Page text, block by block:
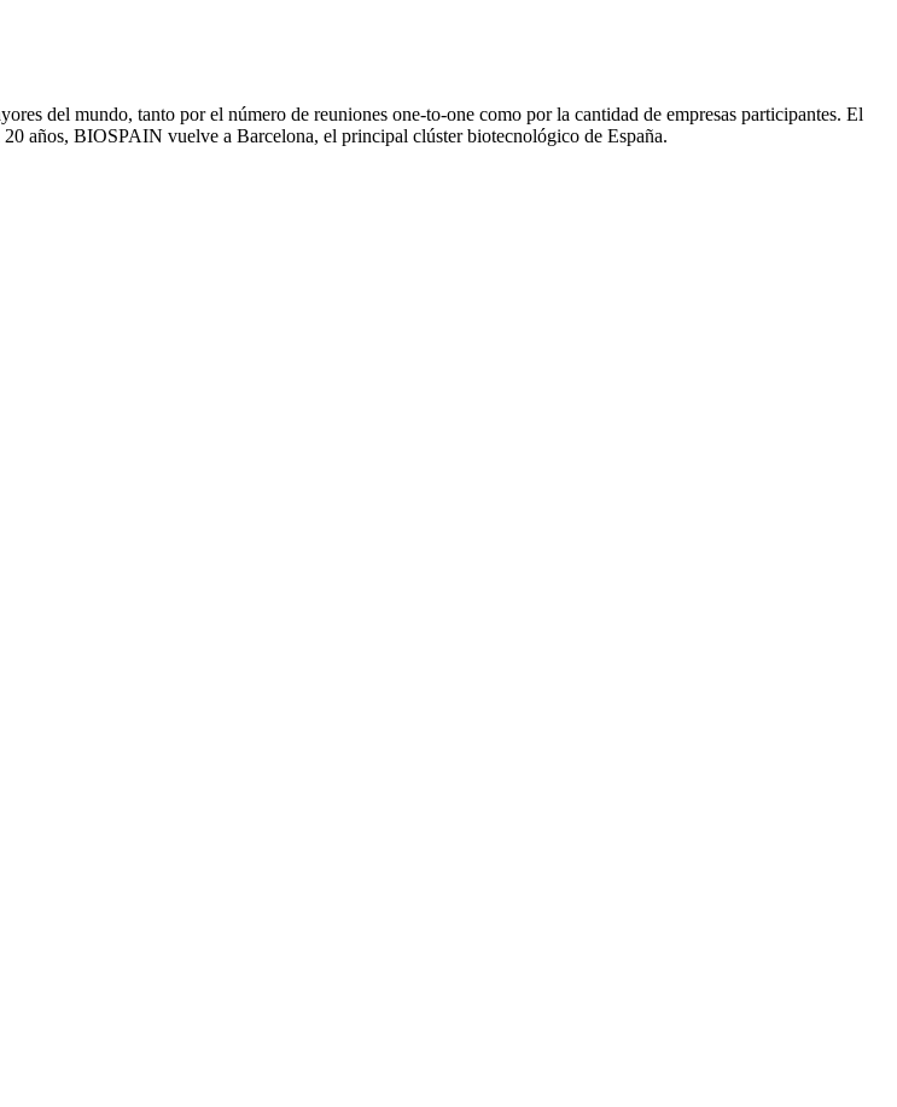
del mundo, tanto por el número de reuniones one-to-one como por la cantidad de empresas participantes. El
años, BIOSPAIN vuelve a Barcelona, el principal clúster biotecnológico de España.